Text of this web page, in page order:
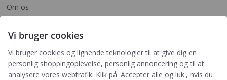
Om os
Returlabel
Kategorier
Vi bruger cookies
Vi bruger cookies og lignende teknologier til at give dig en
personlig shoppingoplevelse, personlig annoncering og til at
analysere vores webtrafik. Klik på 'Accepter alle og luk', hvis du